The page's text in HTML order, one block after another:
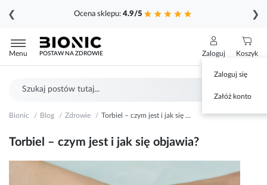
Ocena sklepu: 4.9/5
❮ ❯
do
treści
Menu POSTAW NA ZDROWIE Zaloguj
Zaloguj się
Załóż konto
Koszyk
Bionic Blog Zdrowie Torbiel – czym jest i jak się objawia?
Torbiel – czym jest i jak się objawia?